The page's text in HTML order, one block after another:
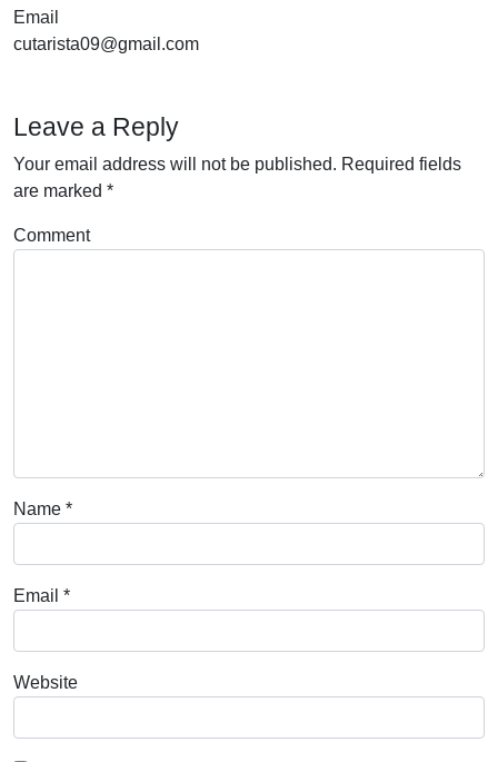
Email
cutarista09@gmail.com
Leave a Reply
Your email address will not be published. Required fields
are marked *
Comment
Name *
Email *
Website